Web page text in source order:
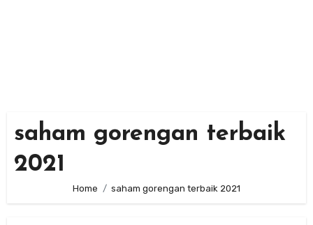
saham gorengan terbaik
2021
Home saham gorengan terbaik 2021